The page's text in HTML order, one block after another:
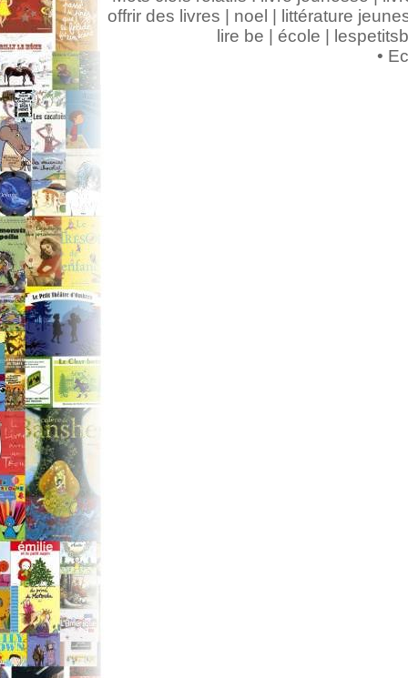
offrir des livres | noel | littérature
lire be | école |
•